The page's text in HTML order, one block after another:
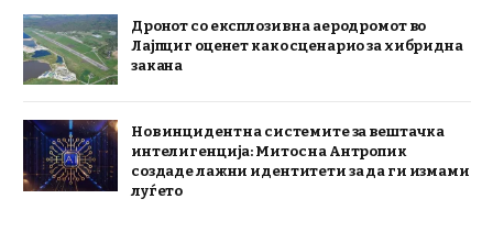
Дронот со експлозив на аеродромот во
Лајпциг оценет како сценарио за хибридна
закана
Нов инцидент на системите за вештачка
интелигенција: Митос на Антропик
создаде лажни идентитети за да ги измами
луѓето